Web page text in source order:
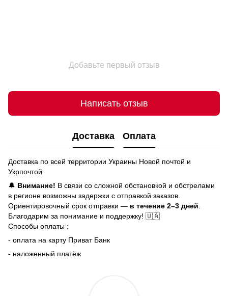
Добавьте первый отзыв
Написать отзыв
Доставка Оплата
Доставка по всей территории Украины Новой почтой и
Укрпочтой
🔔 Внимание! В связи со сложной обстановкой и обстрелами
в регионе возможны задержки с отправкой заказов.
Ориентировочный срок отправки — в течение 2–3 дней.
Благодарим за понимание и поддержку! 🇺🇦
Способы оплаты :
- оплата на карту Приват Банк
- наложенный платёж